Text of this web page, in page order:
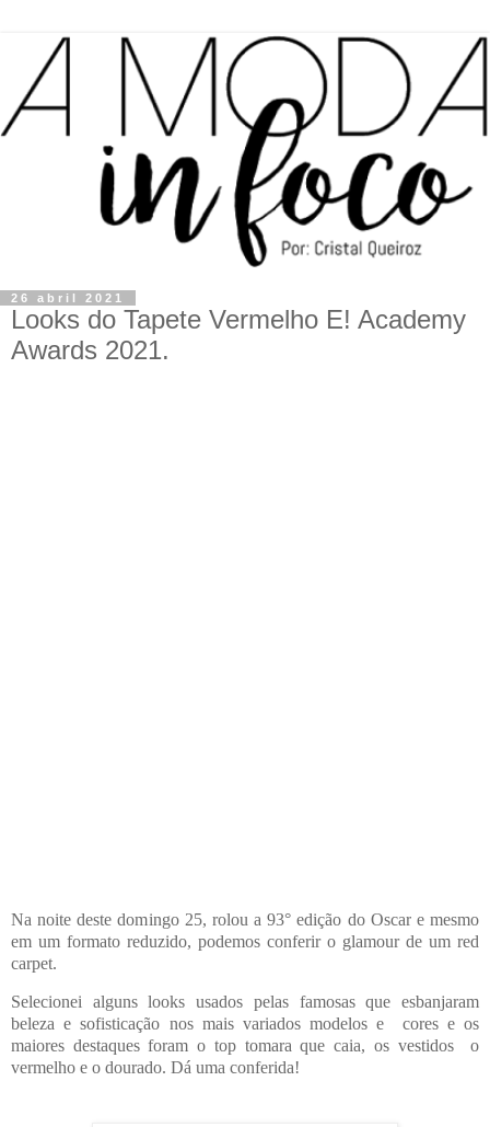
26 abril 2021
Looks do Tapete Vermelho E! Academy
Awards 2021.
Na noite deste domingo 25, rolou a 93° edição do Oscare mesmo
em um formato reduzido, podemos conferir o glamour de um red
carpet.
Selecionei alguns looks usados pelas famosas que esbanjaram
beleza e sofisticação nos mais variados modelos e cores e os
maiores destaques foram o top tomara que caia, os vestidos o
vermelho e o dourado. Dá uma conferida!